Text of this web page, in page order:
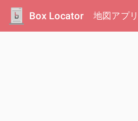
Box Locator 地図アプリ